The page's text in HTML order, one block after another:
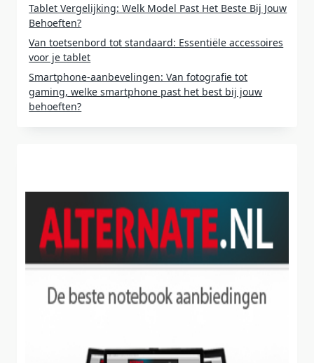
Tablet Vergelijking: Welk Model Past Het Beste Bij Jouw
Behoeften?
Van toetsenbord tot standaard: Essentiële accessoires
voor je tablet
Smartphone-aanbevelingen: Van fotografie tot
gaming, welke smartphone past het best bij jouw
behoeften?